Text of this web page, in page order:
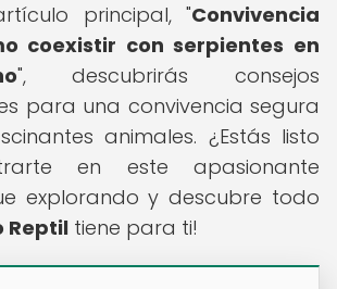
principal, "Convivencia
coexistir con serpientes en
", descubrirás consejos
para una convivencia segura
animales. ¿Estás listo
en este apasionante
explorando y descubre todo
Reptil tiene para ti!